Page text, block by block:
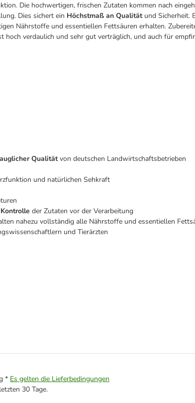
Die hochwertigen, frischen Zutaten kommen nach
Dies sichert ein Höchstmaß an Qualitätund Sicherheit.
Nährstoffe und essentiellen Fettsäuren erhalten.
hoch verdaulich und sehr gut verträglich, und auch für
Qualitätvon deutschen Landwirtschaftsbetrieben
und natürlichen Sehkraft
der Zutaten vor der Verarbeitung
nahezu vollständig alle Nährstoffe und essentiellen
und Tierärzten
* Es gelten die Lieferbedingungen
30 Tage.